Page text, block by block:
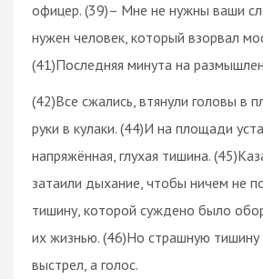
офицер. (39)– Мне не нужны ваши
нужен человек, который взорвал
(41)Последняя минута на
(42)Все сжались, втянули головы в
руки в кулаки. (44)И на площади
напряжённая, глухая тишина.
затаили дыхание, чтобы ничем не
тишину, которой суждено было
их жизнью. (46)Но страшную тишину
выстрел, а голос.